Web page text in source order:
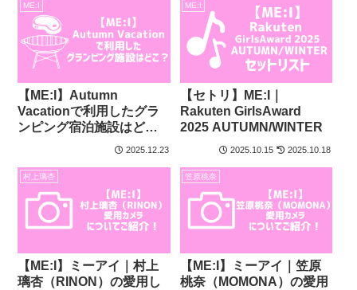
ME:I
【ME:I】Autumn
Vacationで利用したグラ
ンピング宿泊施設はど
2025.12.23
ME:I
【セトリ】ME:I｜
Rakuten GirlsAward
2025 AUTUMN/WINTER
2025.10.15 2025.10.18
村上璃杏
【ME:I】ミーアイ｜村上
璃杏（RINON）の愛用し
笠原桃奈
【ME:I】ミーアイ｜笠原
桃奈（MOMONA）の愛用